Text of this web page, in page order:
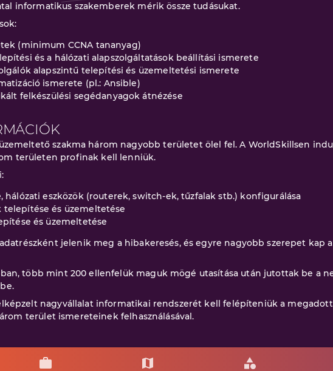
informatikus szakemberek mérik össze tudásukat.
(minimum CCNA tananyag)
és a hálózati alapszolgáltatások beállítási ismerete
alapszintű telepítési és üzemeltetési ismerete
ismerete (pl.: Ansible)
felkészülési segédanyagok átnézése
szakma három nagyobb területet ölel fel. A WorldSkillsen
területen profinak kell lenniük.
hálózati eszközök (routerek, switch-ek, tűzfalak stb.) konfigurálása
telepítése és üzemeltetése
és üzemeltetése
jelenik meg a hibakeresés, és egyre nagyobb szerepet kap
több mint 200 ellenfelük maguk mögé utasítása után jutottak be a
nagyvállalat informatikai rendszerét kell felépíteniük a
terület ismereteinek felhasználásával.